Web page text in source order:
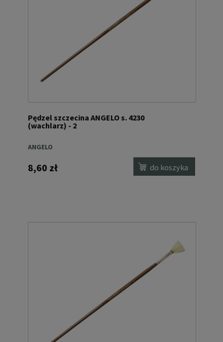
Pędzel szczecina ANGELO s. 4230
(wachlarz) - 2
ANGELO
8,60 zł do koszyka